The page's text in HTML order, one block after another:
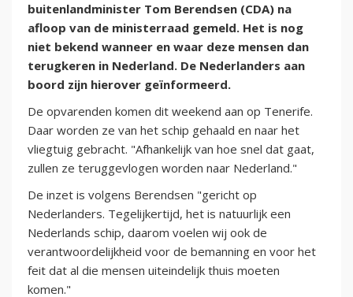
buitenlandminister Tom Berendsen (CDA) na
afloop van de ministerraad gemeld. Het is nog
niet bekend wanneer en waar deze mensen dan
terugkeren in Nederland. De Nederlanders aan
boord zijn hierover geïnformeerd.
De opvarenden komen dit weekend aan op Tenerife.
Daar worden ze van het schip gehaald en naar het
vliegtuig gebracht. "Afhankelijk van hoe snel dat gaat,
zullen ze teruggevlogen worden naar Nederland."
De inzet is volgens Berendsen "gericht op
Nederlanders. Tegelijkertijd, het is natuurlijk een
Nederlands schip, daarom voelen wij ook de
verantwoordelijkheid voor de bemanning en voor het
feit dat al die mensen uiteindelijk thuis moeten
komen."